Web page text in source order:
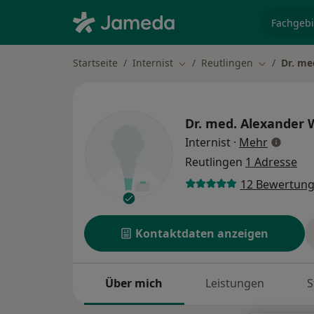
Startseite Internist Stadt ändern
Reutlingen StadtDr.
Dr. med. Alexander
Internist · Mehrüber
Reutlingen 1 Adresse
12
Kontaktdaten anzeigen
Über mich Leistungen